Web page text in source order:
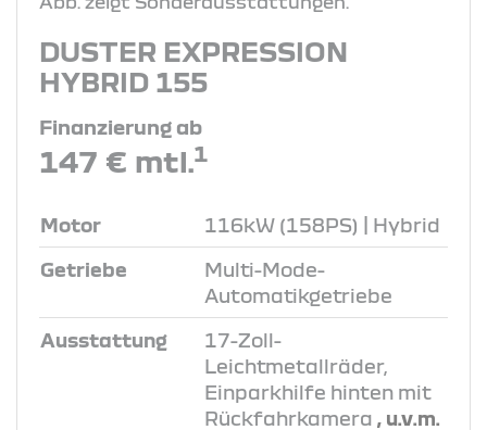
DUSTER EXPRESSION
HYBRID 155
Finanzierung ab
147 € mtl.1
Motor 116kW (158PS) | Hybrid
Getriebe
Multi-Mode-
Automatikgetriebe
Ausstattung
17-Zoll-
Leichtmetallräder,
Einparkhilfe hinten mit
Rückfahrkamera , u.v.m.